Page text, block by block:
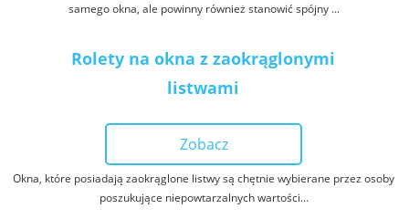
samego okna, ale powinny również stanowić spójny ...
Rolety na okna z zaokrąglonymi
listwami
Zobacz
Okna, które posiadają zaokrąglone listwy są chętnie wybierane przez osoby
poszukujące niepowtarzalnych wartości…